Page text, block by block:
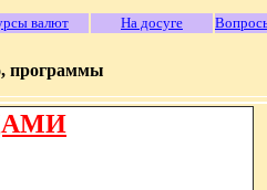
валют На досуге
программы